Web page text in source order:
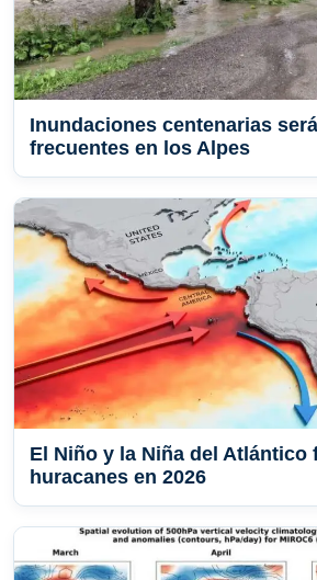
Inundaciones centenarias
frecuentes en los Alpes
El Niño y la Niña del Atlántico
huracanes en 2026